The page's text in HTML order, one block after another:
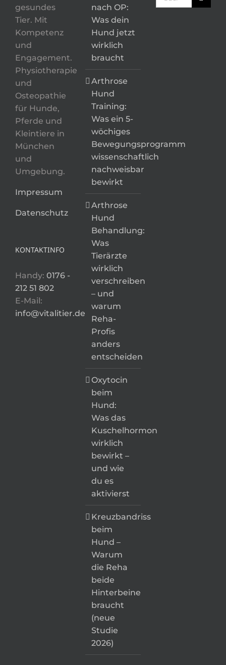
gesundes
Tier. Mit
Kompetenz
und
Engagement.
Physiotherapie
und
Osteopathie
für Hunde,
Pferde und
Kleintiere in
München
und
Umgebung.
Impressum
Datenschutz
KONTAKTINFO
Handy: 0176 -
212 51 802
E-Mail:
info@vitalitier.de
nach OP:
Was dein
Hund jetzt
wirklich
braucht
Arthrose
Hund
Training:
Was ein 5-
wöchiges
Bewegungsprogramm
wissenschaftlich
nachweisbar
bewirkt
Arthrose
Hund
Behandlung:
Was
Tierärzte
wirklich
verschreiben
– und
warum
Reha-
Profis
anders
entscheiden
Oxytocin
beim
Hund:
Was das
Kuschelhormon
wirklich
bewirkt –
und wie
du es
aktivierst
Kreuzbandriss
beim
Hund –
Warum
die Reha
beide
Hinterbeine
braucht
(neue
Studie
2026)
nach: